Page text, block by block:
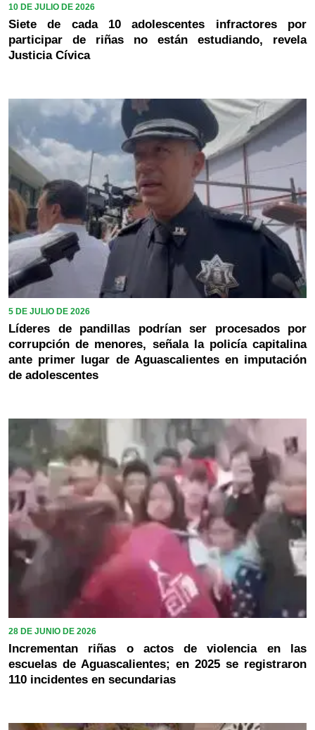
10 DE JULIO DE 2026
Siete de cada 10 adolescentes infractores por
participar de riñas no están estudiando, revela
Justicia Cívica
5 DE JULIO DE 2026
Líderes de pandillas podrían ser procesados por
corrupción de menores, señala la policía capitalina
ante primer lugar de Aguascalientes en imputación
de adolescentes
28 DE JUNIO DE 2026
Incrementan riñas o actos de violencia en las
escuelas de Aguascalientes; en 2025 se registraron
110 incidentes en secundarias